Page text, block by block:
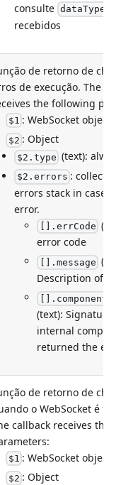
consulte dataType
recebidos
de retorno de
de execução. The
the following
$1 : WebSocket object
$2 : Object
$2.type (text): always
$2.errors : collection
errors stack in case of
error.
[].errCode
error code
[].message (text):
Description of the
(text): Signature of
internal
returned the error
de retorno de
o WebSocket é
callback receives the
$1 : WebSocket object
$2 : Object